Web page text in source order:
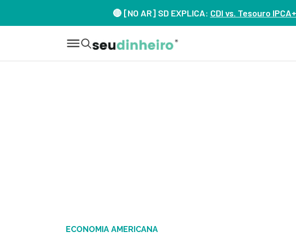
🔴 [NO AR] SD EXPLICA: CDI vs. Tesouro
ECONOMIA AMERICANA